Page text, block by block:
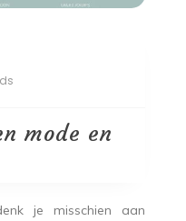
mode en
je misschien aan